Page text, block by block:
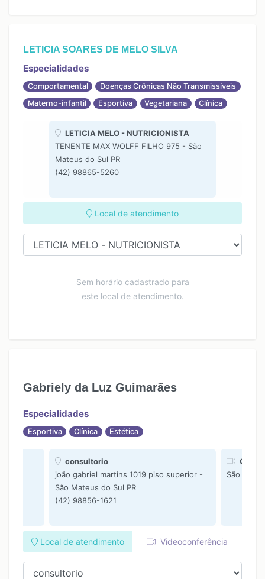
LETICIA SOARES DE MELO SILVA
Especialidades
Comportamental
Doenças Crônicas Não Transmissíveis
Materno-infantil
Esportiva Vegetariana Clínica
LETICIA MELO - NUTRICIONISTA
TENENTE MAX WOLFF FILHO 975 - São
Mateus do Sul PR
(42) 98865-5260
Local de atendimento
Sem horário cadastrado para
este local de atendimento.
Gabriely da Luz Guimarães
Especialidades
Esportiva Clínica Estética
consultorio
joão gabriel martins 1019 piso superior -
São Mateus do Sul PR
(42) 98856-1621
Online
São
Local de atendimento Videoconferência